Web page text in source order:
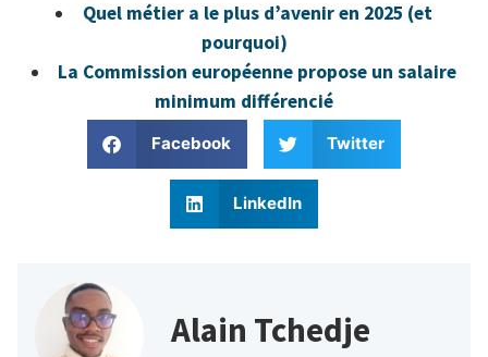
Quel métier a le plus d’avenir en 2025 (et
pourquoi)
La Commission européenne propose un salaire
minimum différencié
Facebook Twitter
LinkedIn
Alain Tchedje